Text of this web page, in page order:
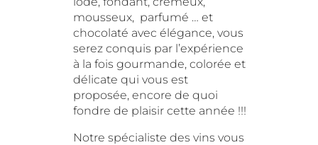
mousseux, parfumé … et
chocolaté avec élégance, vous
serez conquis par l’expérience
à la fois gourmande, colorée et
délicate qui vous est
proposée, encore de quoi
fondre de plaisir cette année !!!
Notre spécialiste des vins vous